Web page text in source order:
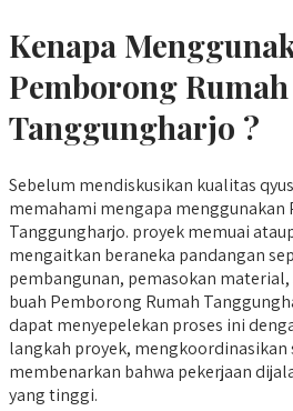
Kenapa
Pemborong Rumah
Tanggungharjo ?
Sebelum mendiskusikan kualitas
memahami mengapa menggunakan
Tanggungharjo. proyek memuai
mengaitkan beraneka pandangan
pembangunan, pemasokan material,
buah Pemborong Rumah
dapat menyepelekan proses ini
langkah proyek,
membenarkan bahwa pekerjaan
yang tinggi.